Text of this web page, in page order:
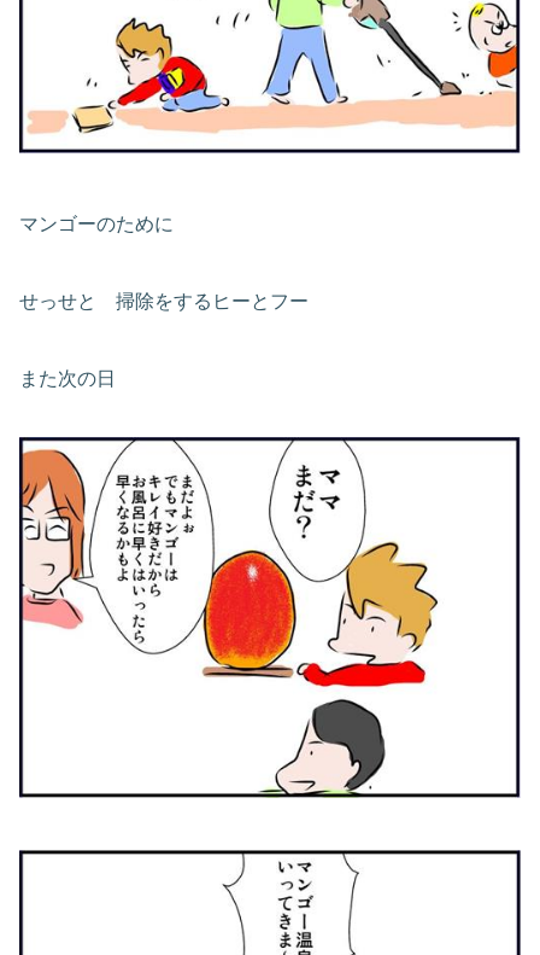
マンゴーのために
せっせと 掃除をするヒーとフー
また次の日